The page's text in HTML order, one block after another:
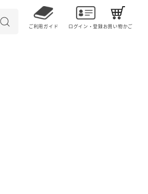
ご利用ガイド ログイン・登録お買い物かご